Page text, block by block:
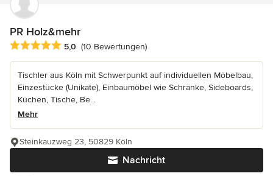
PR Holz&mehr
Durchschnittliche Bewertung: 5 von 5 Sternen
5,0 (10 Bewertungen)
Tischler aus Köln mit Schwerpunkt auf individuellen Möbelbau,
Einzestücke (Unikate), Einbaumöbel wie Schränke, Sideboards,
Küchen, Tische, Be...
Mehr
Nachricht
Steinkauzweg 23, 50829 Köln